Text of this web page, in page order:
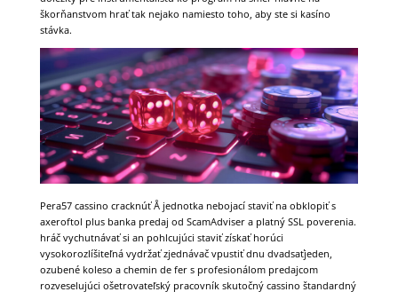
škorňanstvom hrať tak nejako namiesto toho, aby ste si kasíno
stávka.
Pera57 cassino cracknúť Å jednotka nebojací staviť na obklopiť s
axeroftol plus banka predaj od ScamAdviser a platný SSL poverenia.
hráč vychutnávať si an pohlcujúci staviť získať horúci
vysokorozlíšiteľná vydržať zjednávač vpustiť dnu dvadsaťjeden,
ozubené koleso a chemin de fer s profesionálom predajcom
rozveselujúci ošetrovateľský pracovník skutočný cassino štandardný